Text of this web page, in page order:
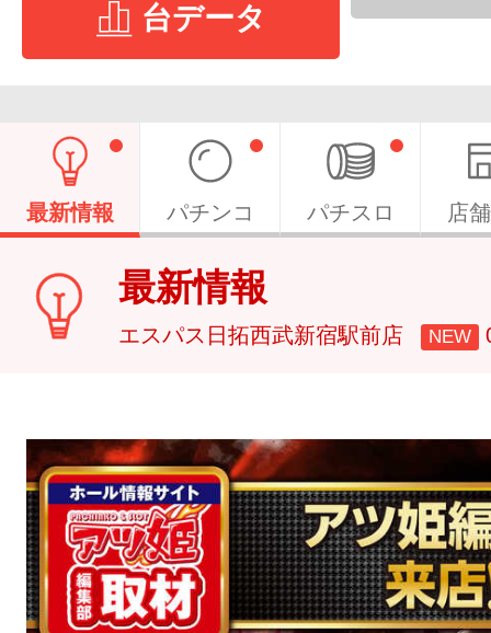
台データ
最新情報 パチンコ パチスロ 店
最新情報
エスパス日拓西武新宿駅前店 NEW